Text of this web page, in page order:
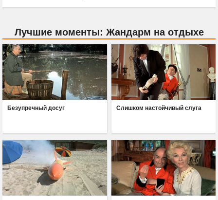
Лучшие моменты: Жандарм на отдыхе
Безупречный досуг Слишком настойчивый слуга